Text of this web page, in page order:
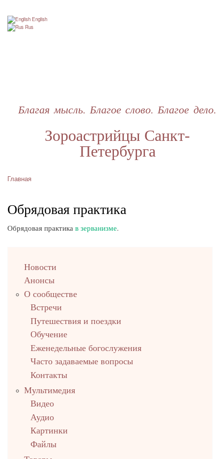
Зороастрийцы Санкт-
Петербурга
Благая мысль. Благое слово. Благое дело.
English
Rus
Главная
Обрядовая практика
Обрядовая практика в зерванизме.
upНовости
Анонсы
О сообществе
Встречи
Путешествия и поездки
Обучение
Еженедельные богослужения
Часто задаваемые вопросы
Контакты
Мультимедия
Видео
Аудио
Картинки
Файлы